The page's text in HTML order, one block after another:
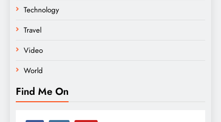
Technology
Travel
Video
World
Find Me On